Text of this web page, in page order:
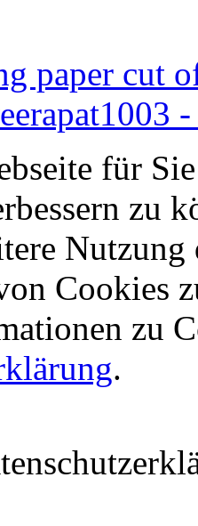
paper cut
für
zu
Nutzung
Cookies
zu
.